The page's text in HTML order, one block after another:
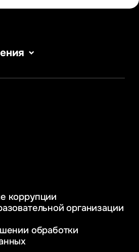
и гостеприимства
коммерческой
и медиация
развитием
технологии в бизнесе
и программное
процессов
ресурсами
коррупции
организации
обработки